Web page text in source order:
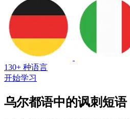
130+ 种语言
开始学习
乌尔都语中的讽刺短语